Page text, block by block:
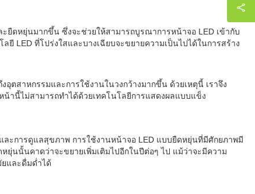
ยืดหยุ่นมากขึ้น ซึ่งจะช่วยให้สามารถบูรณาการหน้าจอ LED เข้ากับ
LED ที่โปร่งใสและบางเฉียบจะขยายความเป็นไปได้ในการสร้าง
ตสาหกรรมและการใช้งานในวงกว้างมากขึ้น ด้วยเหตุนี้ เราจึง
านี้ไม่สามารถทำได้ด้วยเทคโนโลยีการแสดงผลแบบแข็ง
ะการดูแลสุขภาพ การใช้งานหน้าจอ LED แบบยืดหยุ่นที่มีศักยภาพมี
ยุ่นนั้นคาดว่าจะขยายเพิ่มเติมไปอีกในปีต่อๆ ไป แม้ว่าจะมีความ
และดื่มด่ำได้